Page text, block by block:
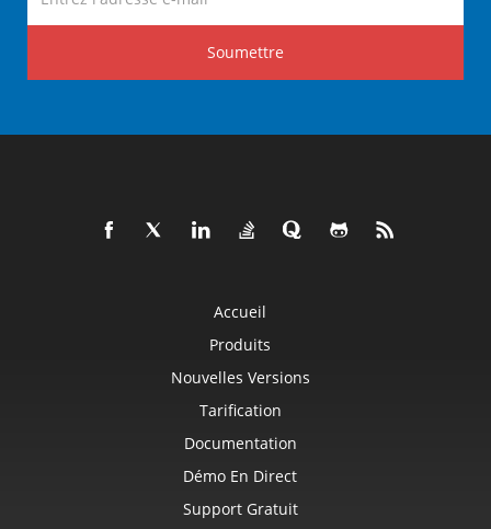
Soumettre
Accueil
Produits
Nouvelles Versions
Tarification
Documentation
Démo En Direct
Support Gratuit